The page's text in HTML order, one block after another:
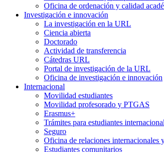
Oficina de ordenación y calidad
Investigación e innovación
La investigación en la URL
Ciencia abierta
Doctorado
Actividad de transferencia
Cátedras URL
Portal de investigación de la URL
Oficina de investigación e innovación
Internacional
Movilidad estudiantes
Movilidad profesorado y PTGAS
Erasmus+
Trámites para estudiantes
Seguro
Oficina de relaciones internacionales
Estudiantes comunitarios